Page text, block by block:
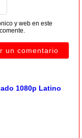
y web en este
1080p Latino